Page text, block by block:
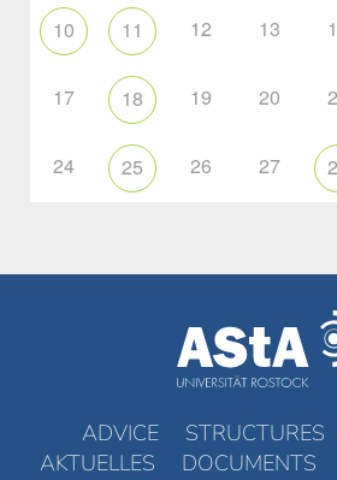
10 11 12 13
17 18 19 20
24 25 26 27
ADVICE STRUCTURES
AKTUELLES
DOCUMENTS